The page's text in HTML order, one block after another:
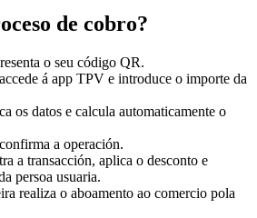
de cobro?
o seu código QR.
á app TPV e introduce o importe da
os datos e calcula automaticamente o
a operación.
a transacción, aplica o desconto e
persoa usuaria.
realiza o aboamento ao comercio pola